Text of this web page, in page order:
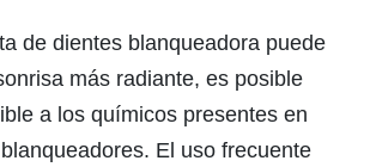
de dientes blanqueadora puede
más radiante, es posible
a los químicos presentes en
El uso frecuente